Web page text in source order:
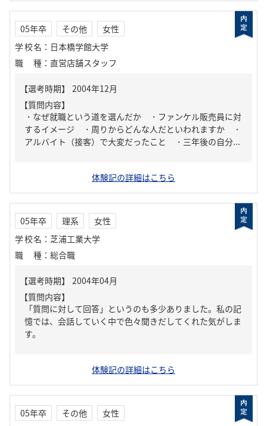
05年卒 その他
女性
学校名 ： 日本橋学館大学
職種 ： 直営店舗スタッフ
【質問内容】
・なぜ就職という道を選んだか ・ファンケル販売員に対
するイメージ ・周りからどんな人だといわれますか ・
アルバイト（接客）で大変だったこと ・三年後の自分...
体験記の詳細はこちら
05年卒 理系
女性
学校名 ： 芝浦工業大学
職種 ： 総合職
【質問内容】
「質問に対して回答」というのも多少ありました。私の記
憶では、会話していく中で色々聞きだしてくれた気がしま
す。
体験記の詳細はこちら
05年卒 その他
女性